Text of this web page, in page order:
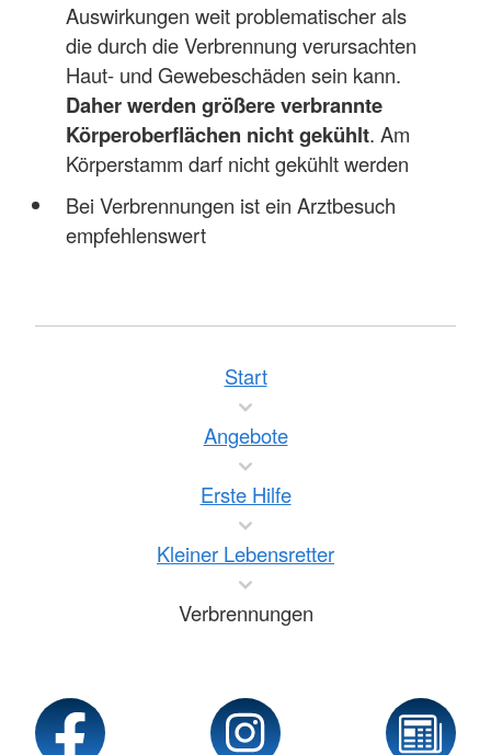
Auswirkungen weit problematischer als
die durch die Verbrennung verursachten
Haut- und Gewebeschäden sein kann.
Daher werden größere verbrannte
Körperoberflächen nicht gekühlt. Am
Körperstamm darf nicht gekühlt werden
Bei Verbrennungen ist ein Arztbesuch
empfehlenswert
Start
Angebote
Erste Hilfe
Kleiner Lebensretter
Verbrennungen